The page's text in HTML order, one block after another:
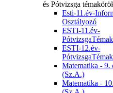
és Pótvizsga
Esti-11.év-
Osztályozó
ESTI-11.év-
ESTI-12.év-
Matematika - 9.
(Sz.A.)
Matematika -